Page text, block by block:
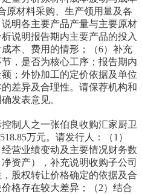
原材料采购、生产领用量及各
明各主要产品产量与主要原材
说明报告期内主要产品的投入
本、费用的情形；（6）补充
，是否为核心工序；报告期内
；外协加工的定价依据及单位
差异及合理性。请保荐机构和
发表意见。
制人之一张伯良收购汇家厨卫
万元。请发行人：（1）
营业绩变动及主要情况财务数
资产），补充说明收购子公司
股权转让价格确定的依据及合
格存在较大差异；（2）结合